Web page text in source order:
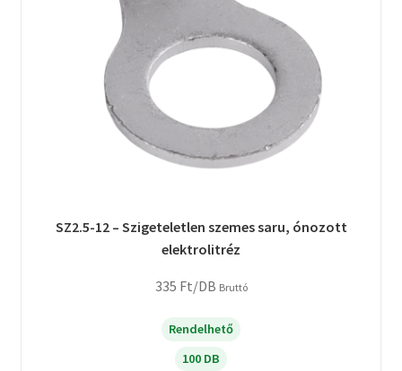
SZ2.5-12 – Szigeteletlen szemes saru, ónozott
elektrolitréz
335 Ft/DB Bruttó
Rendelhető
100 DB